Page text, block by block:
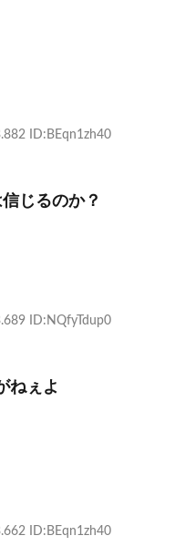
ID:BEqn1zh40
じるのか？
ID:NQfyTdup0
ねぇよ
ID:BEqn1zh40